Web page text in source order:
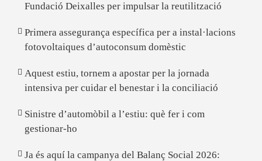
Fundació Deixalles per impulsar la reutilització
Primera assegurança específica per a instal·lacions
fotovoltaiques d’autoconsum domèstic
Aquest estiu, tornem a apostar per la jornada
intensiva per cuidar el benestar i la conciliació
Sinistre d’automòbil a l’estiu: què fer i com
gestionar-ho
Ja és aquí la campanya del Balanç Social 2026: